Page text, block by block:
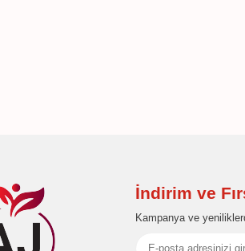
İndirim ve
Kampanya ve